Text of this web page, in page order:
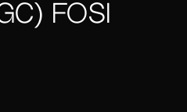
FOSI